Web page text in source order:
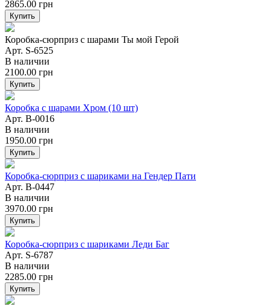
2865.00 грн
Купить
Коробка-сюрприз с шарами Ты мой Герой
Арт. S-6525
В наличии
2100.00 грн
Купить
Коробка с шарами Хром (10 шт)
Арт. B-0016
В наличии
1950.00 грн
Купить
Коробка-сюрприз с шариками на Гендер Пати
Арт. B-0447
В наличии
3970.00 грн
Купить
Коробка-сюрприз с шариками Леди Баг
Арт. S-6787
В наличии
2285.00 грн
Купить